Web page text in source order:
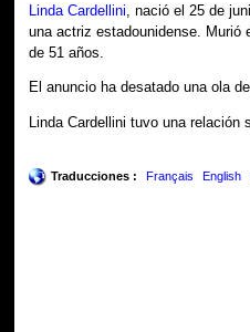
Linda Cardellini , nació el 25 de
una actriz estadounidense. Murió
de 51 años.
El anuncio ha desatado una ola
Linda Cardellini tuvo una
Traducciones : Français English